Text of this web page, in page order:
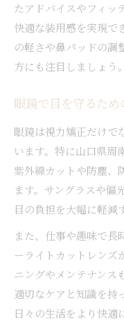
たアドバイスやフィッ
快適な装用感を実現で
の軽さや鼻パッドの調
方にも注目しましょう。
眼鏡で目を守るた
眼鏡は視力矯正だけで
います。特に山口県周
紫外線カットや防塵、
ます。サングラスや偏
目の負担を大幅に軽減
また、仕事や趣味で長
ーライトカットレンズ
ニングやメンテナンス
適切なケアと知識を持
日々の生活をより快適